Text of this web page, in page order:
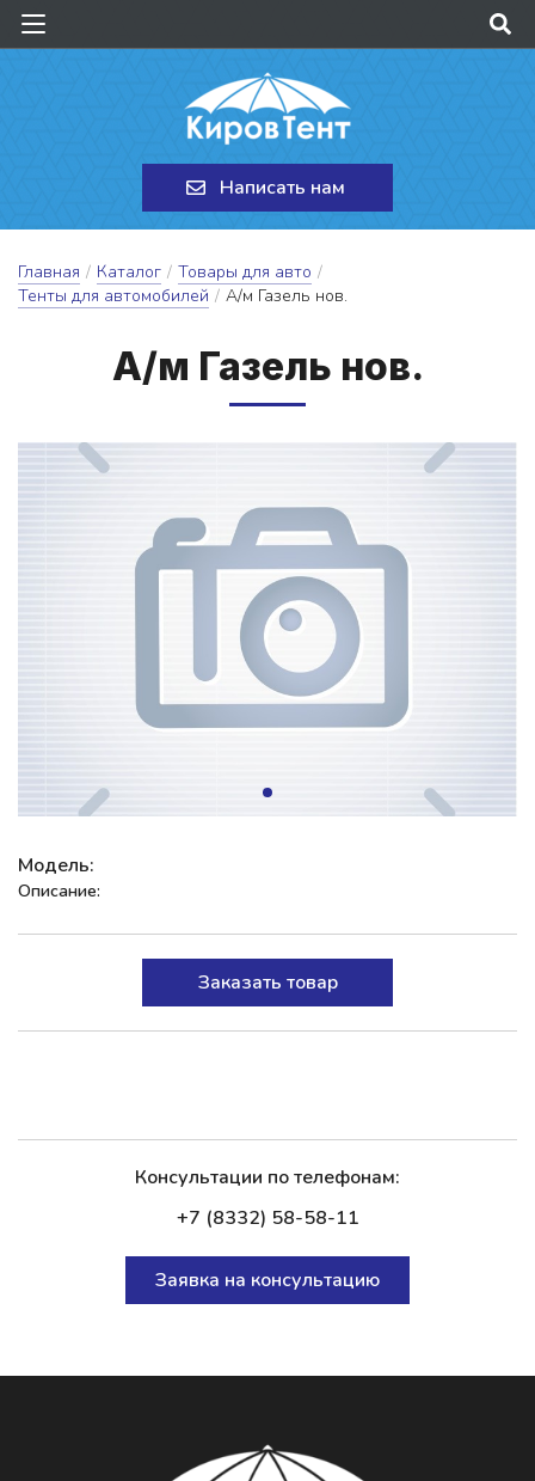
Написать нам
Главная / Каталог / Товары для авто /
Тенты для автомобилей / А/м Газель нов.
А/м Га­зель нов.
Модель:
Описание:
Заказать товар
Консультации по телефонам:
+7 (8332) 58-58-11
Заявка на консультацию